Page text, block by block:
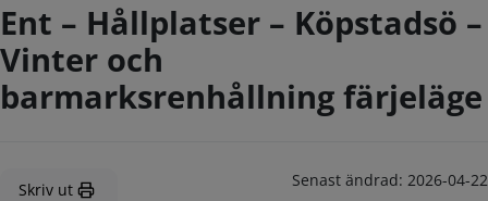
Ent – Hållplatser – Köpstadsö –
Vinter och
barmarksrenhållning färjeläge
Skriv ut Senast ändrad: 2026-04-22